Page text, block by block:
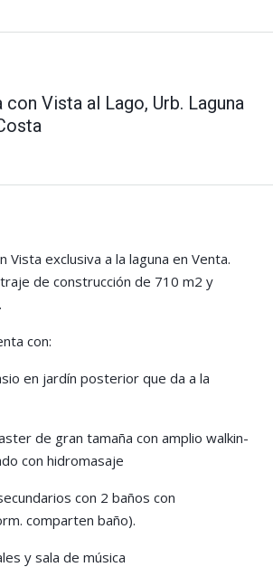
con Vista al Lago, Urb. Laguna
Vista exclusiva a la laguna en Venta.
de construcción de 710 m2 y
con:
en jardín posterior que da a la
de gran tamaña con amplio walkin-
con hidromasaje
con 2 baños con
comparten baño).
y sala de música